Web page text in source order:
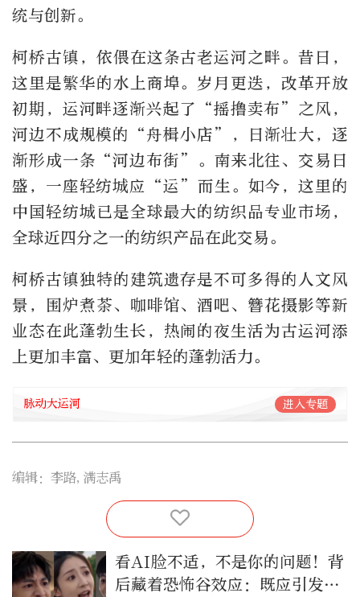
统与创新。
柯桥古镇，依偎在这条古老运河之畔。昔日，
这里是繁华的水上商埠。岁月更迭，改革开放
初期，运河畔逐渐兴起了“摇撸卖布”之风，
河边不成规模的“舟楫小店”，日渐壮大，逐
渐形成一条“河边布街”。南来北往、交易日
盛，一座轻纺城应“运”而生。如今，这里的
中国轻纺城已是全球最大的纺织品专业市场，
全球近四分之一的纺织产品在此交易。
柯桥古镇独特的建筑遗存是不可多得的人文风
景，围炉煮茶、咖啡馆、酒吧、簪花摄影等新
业态在此蓬勃生长，热闹的夜生活为古运河添
上更加丰富、更加年轻的蓬勃活力。
脉动大运河 进入专题
编辑：李路,满志禹
看AI脸不适，不是你的问题！背
后藏着恐怖谷效应：既应引发反